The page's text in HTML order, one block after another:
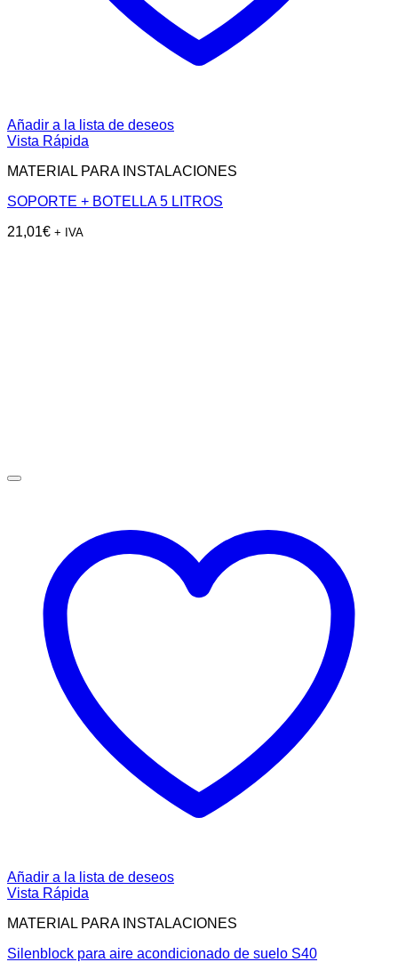
Añadir a la lista de deseos
Vista Rápida
MATERIAL PARA INSTALACIONES
SOPORTE + BOTELLA 5 LITROS
21,01€ + IVA
Añadir a la lista de deseos
Vista Rápida
MATERIAL PARA INSTALACIONES
Silenblock para aire acondicionado de suelo S40